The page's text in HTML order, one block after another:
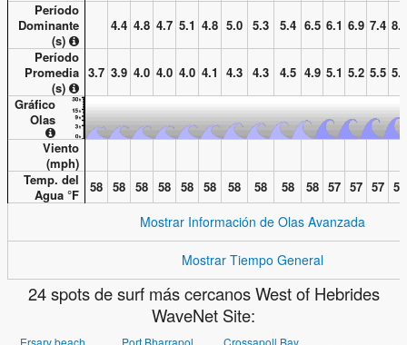
Período
Dominante
(s)
4.4 4.8 4.7 5.1 4.8 5.0 5.3 5.4 6.5 6.1 6.9 7.4 8.0
Período
Promedia
(s)
3.7 3.9 4.0 4.0 4.0 4.1 4.3 4.3 4.5 4.9 5.1 5.2 5.5 5.8
Gráfico
Olas
Viento
(mph)
Temp. del
Agua °F 58 58 58 58 58 58 58 58 58 58 57 57 57 57
Mostrar Información de Olas Avanzada
Mostrar Tiempo General
24 spots de surf más cercanos West of Hebrides
WaveNet Site: